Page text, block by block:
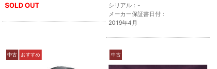
SOLD OUT
シリアル：-
メーカー保証書日付：
2019年4月
中古 おすすめ 中古